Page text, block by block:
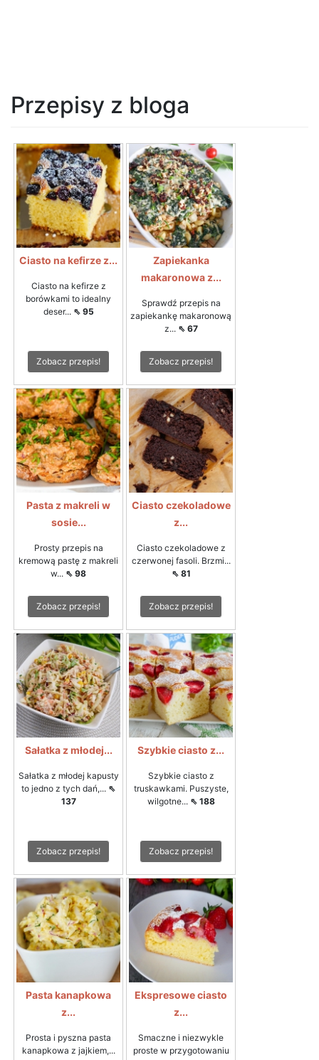
Przepisy z bloga
Ciasto na kefirze z...
Ciasto na kefirze z
borówkami to idealny
deser... ⇖ 95
Zobacz przepis!
Zapiekanka
makaronowa z...
Sprawdź przepis na
zapiekankę makaronową
z... ⇖ 67
Zobacz przepis!
Pasta z makreli w
sosie...
Prosty przepis na
kremową pastę z makreli
w... ⇖ 98
Zobacz przepis!
Ciasto czekoladowe
z...
Ciasto czekoladowe z
czerwonej fasoli. Brzmi...
⇖ 81
Zobacz przepis!
Sałatka z młodej...
Sałatka z młodej kapusty
to jedno z tych dań,... ⇖
137
Zobacz przepis!
Szybkie ciasto z...
Szybkie ciasto z
truskawkami. Puszyste,
wilgotne... ⇖ 188
Zobacz przepis!
Pasta kanapkowa
z...
Prosta i pyszna pasta
kanapkowa z jajkiem,...
Ekspresowe ciasto
z...
Smaczne i niezwykle
proste w przygotowaniu